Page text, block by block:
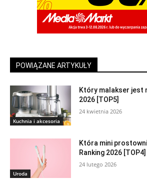
POWIĄZANE ARTYKUŁY
Kuchnia i akcesoria
Który malakser jest
2026 [TOP5]
24 kwietnia 2026
Uroda
Która mini
Ranking 2026 [TOP4]
24 lutego 2026